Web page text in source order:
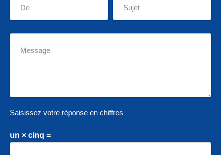
Saisissez votre réponse en chiffres
un × cinq =